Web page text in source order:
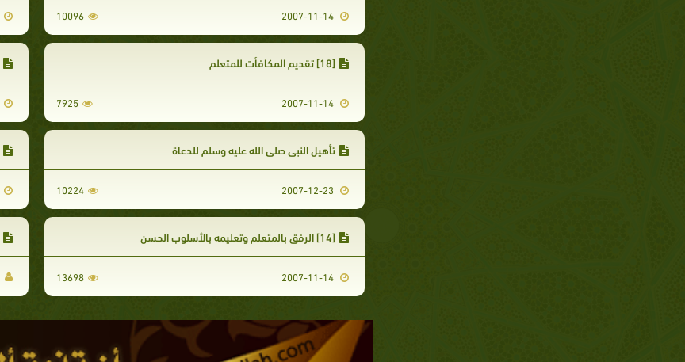
2007-11-14
10096
[18] تقديم المكافأت للمتعلم
2007-11-14
7925
تأهيل النبي صلى الله عليه وسلم للدعاة
2007-12-23
10224
[14] الرفق بالمتعلم وتعليمه بالأسلوب الحسن
2007-11-14
13698